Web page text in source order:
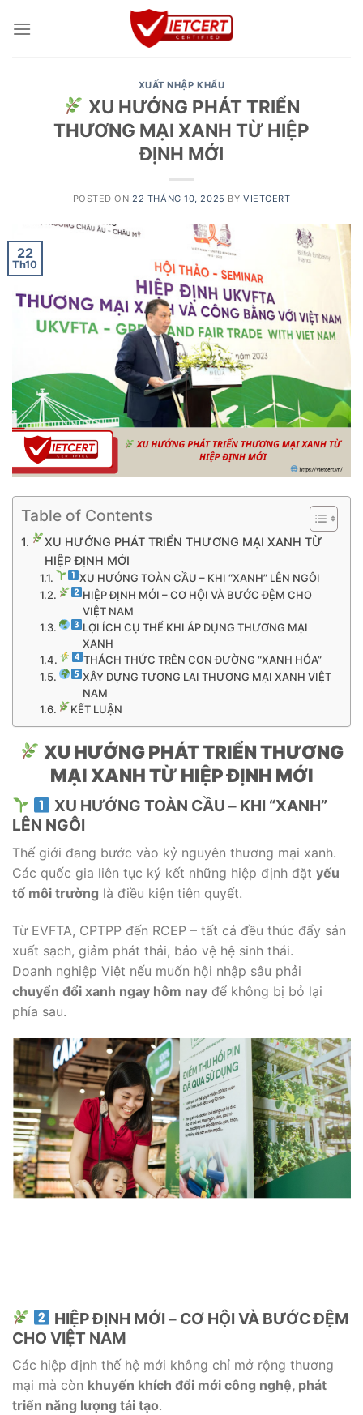
XUẤT NHẬP KHẨU
XU HƯỚNG PHÁT TRIỂN
THƯƠNG MẠI XANH TỪ HIỆP
ĐỊNH MỚI
POSTED ON 22 THÁNG 10, 2025 BY VIETCERT
22
Th10
Table of Contents
XU HƯỚNG PHÁT TRIỂN THƯƠNG MẠI XANH TỪ
HIỆP ĐỊNH MỚI
XU HƯỚNG TOÀN CẦU – KHI “XANH” LÊN NGÔI
HIỆP ĐỊNH MỚI – CƠ HỘI VÀ BƯỚC ĐỆM CHO
VIỆT NAM
LỢI ÍCH CỤ THỂ KHI ÁP DỤNG THƯƠNG MẠI
XANH
THÁCH THỨC TRÊN CON ĐƯỜNG “XANH HÓA”
XÂY DỰNG TƯƠNG LAI THƯƠNG MẠI XANH VIỆT
NAM
KẾT LUẬN
XU HƯỚNG PHÁT TRIỂN THƯƠNG
MẠI XANH TỪ HIỆP ĐỊNH MỚI
XU HƯỚNG TOÀN CẦU – KHI “XANH”
LÊN NGÔI
Thế giới đang bước vào kỷ nguyên thương mại xanh.
Các quốc gia liên tục ký kết những hiệp định đặt yếu
tố môi trường là điều kiện tiên quyết.
Từ EVFTA, CPTPP đến RCEP – tất cả đều thúc đẩy sản
xuất sạch, giảm phát thải, bảo vệ hệ sinh thái.
Doanh nghiệp Việt nếu muốn hội nhập sâu phải
chuyển đổi xanh ngay hôm nay để không bị bỏ lại
phía sau.
HIỆP ĐỊNH MỚI – CƠ HỘI VÀ BƯỚC ĐỆM
CHO VIỆT NAM
Các hiệp định thế hệ mới không chỉ mở rộng thương
mại mà còn khuyến khích đổi mới công nghệ, phát
triển năng lượng tái tạo.